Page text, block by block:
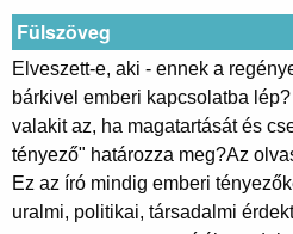
Fülszöveg
Elveszett-e, aki - ennek a
bárkivel emberi kapcsolatba
valakit az, ha magatartását és
tényező" határozza meg?Az
Ez az író mindig emberi
uralmi, politikai, társadalmi